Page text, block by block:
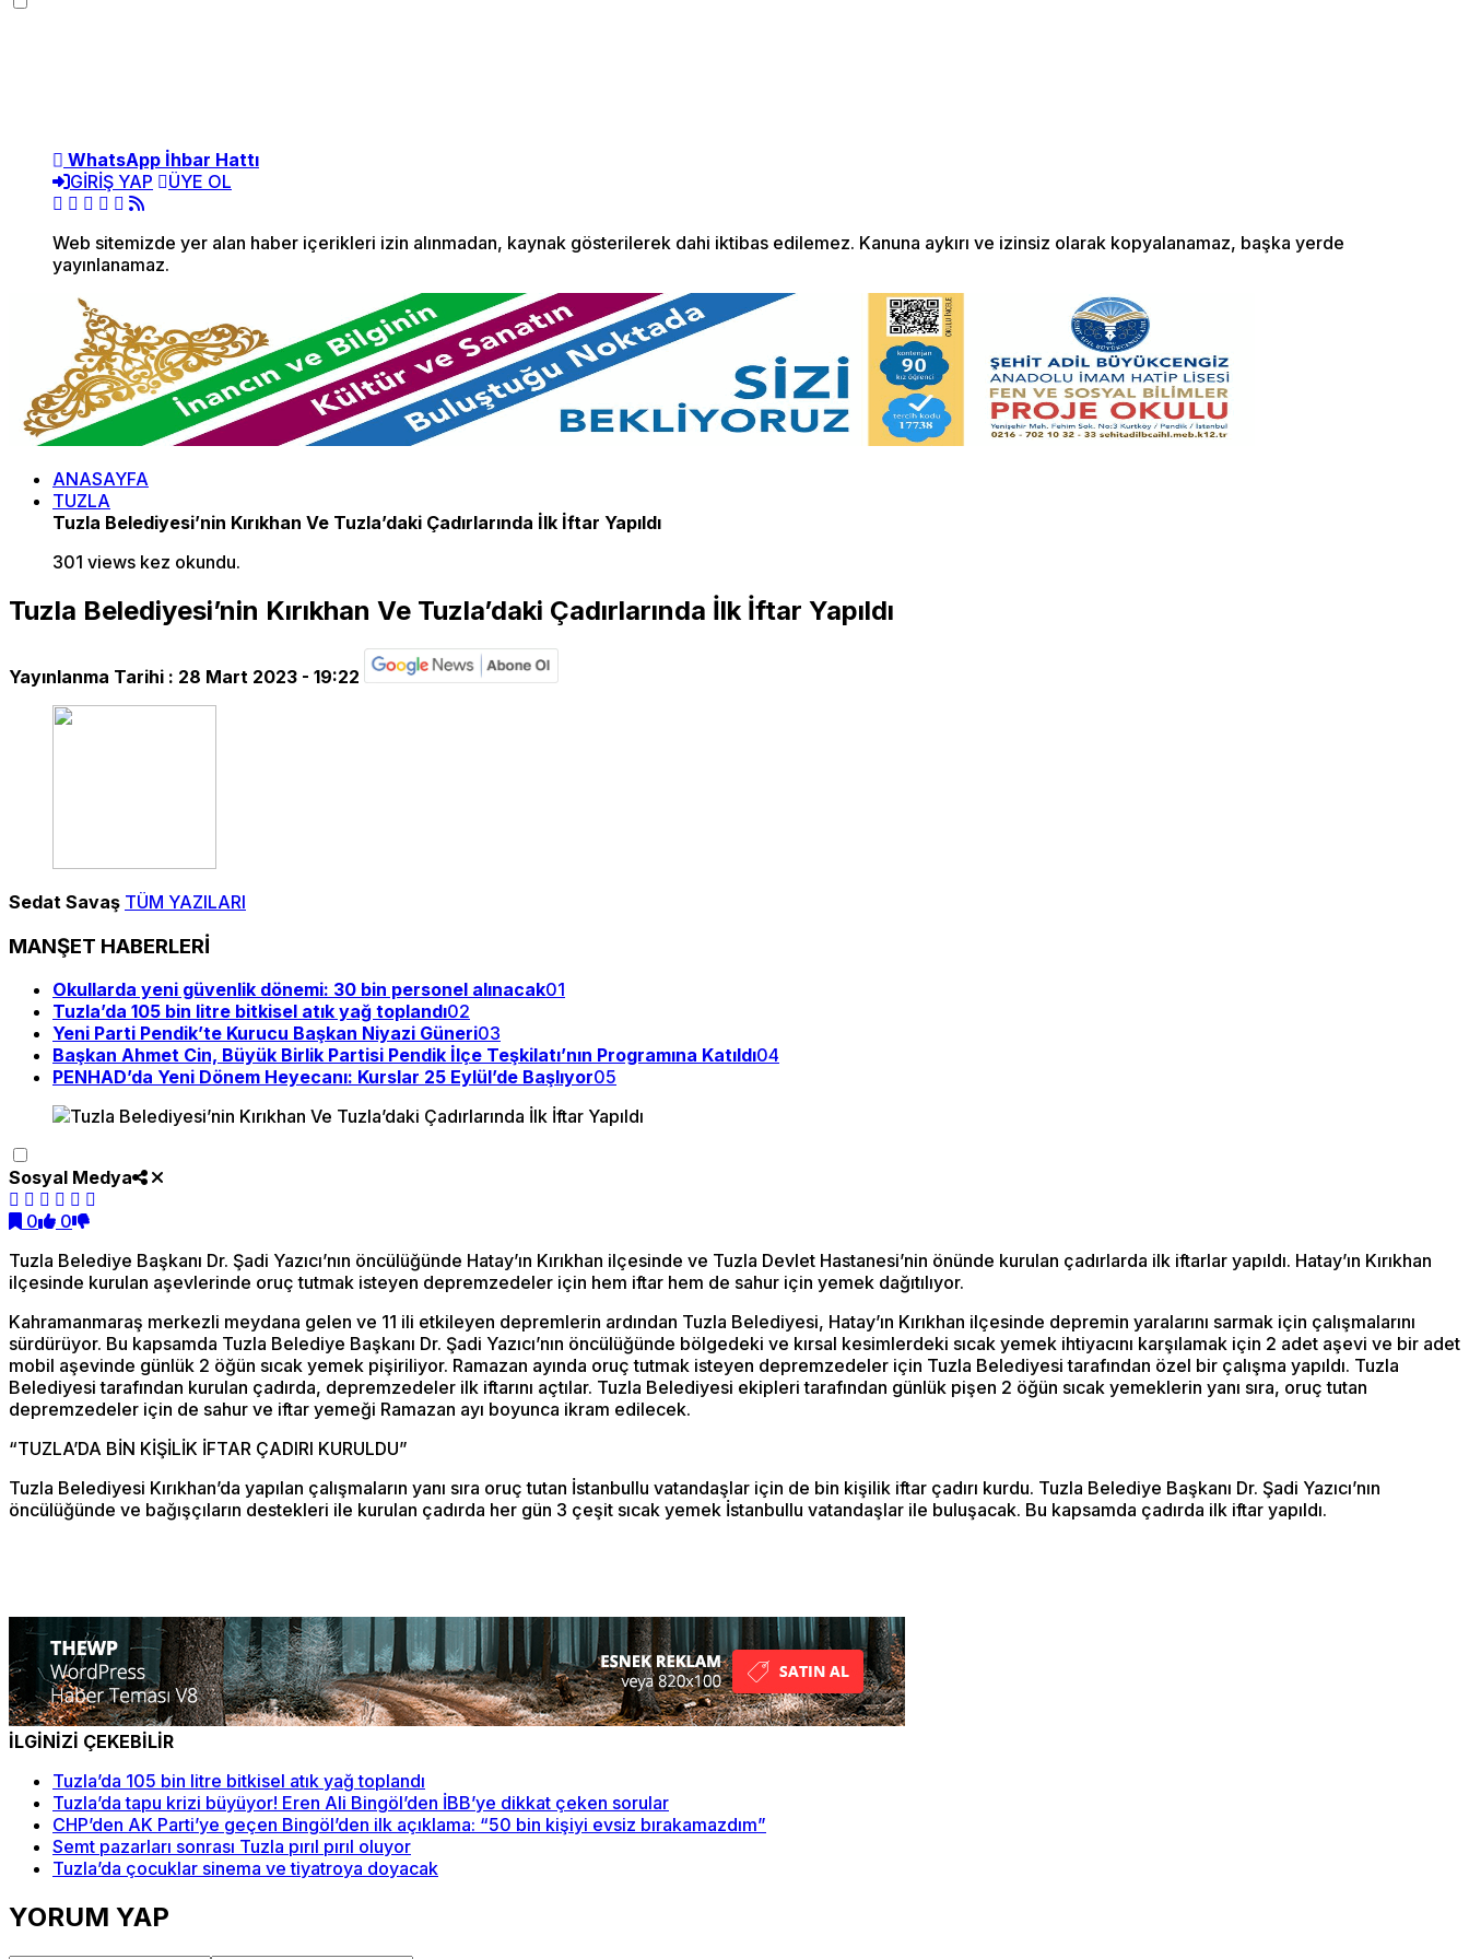
WhatsApp İhbar Hattı
GİRİŞ YAP
ÜYE OL
Web sitemizde yer alan haber içerikleri izin alınmadan, kaynak gösterilerek dahi iktibas edilemez. Kanuna aykırı ve izinsiz olarak kopyalanamaz, başka yerde
yayınlanamaz.
ANASAYFA
TUZLA
Tuzla Belediyesi’nin Kırıkhan Ve Tuzla’daki Çadırlarında İlk İftar Yapıldı
301 views kez okundu.
Tuzla Belediyesi’nin Kırıkhan Ve Tuzla’daki Çadırlarında İlk İftar Yapıldı
Yayınlanma Tarihi : 28 Mart 2023 - 19:22
Sedat Savaş TÜM YAZILARI
MANŞET HABERLERİ
Okullarda yeni güvenlik dönemi: 30 bin personel alınacak01
Tuzla’da 105 bin litre bitkisel atık yağ toplandı02
Yeni Parti Pendik’te Kurucu Başkan Niyazi Güneri03
Başkan Ahmet Cin, Büyük Birlik Partisi Pendik İlçe Teşkilatı’nın Programına Katıldı04
PENHAD’da Yeni Dönem Heyecanı: Kurslar 25 Eylül’de Başlıyor05
Sosyal Medya
0
0
Tuzla Belediye Başkanı Dr. Şadi Yazıcı’nın öncülüğünde Hatay’ın Kırıkhan ilçesinde ve Tuzla Devlet Hastanesi’nin önünde kurulan çadırlarda ilk iftarlar yapıldı. Hatay’ın Kırıkhan
ilçesinde kurulan aşevlerinde oruç tutmak isteyen depremzedeler için hem iftar hem de sahur için yemek dağıtılıyor.
Kahramanmaraş merkezli meydana gelen ve 11 ili etkileyen depremlerin ardından Tuzla Belediyesi, Hatay’ın Kırıkhan ilçesinde depremin yaralarını sarmak için çalışmalarını
sürdürüyor. Bu kapsamda Tuzla Belediye Başkanı Dr. Şadi Yazıcı’nın öncülüğünde bölgedeki ve kırsal kesimlerdeki sıcak yemek ihtiyacını karşılamak için 2 adet aşevi ve bir adet
mobil aşevinde günlük 2 öğün sıcak yemek pişiriliyor. Ramazan ayında oruç tutmak isteyen depremzedeler için Tuzla Belediyesi tarafından özel bir çalışma yapıldı. Tuzla
Belediyesi tarafından kurulan çadırda, depremzedeler ilk iftarını açtılar. Tuzla Belediyesi ekipleri tarafından günlük pişen 2 öğün sıcak yemeklerin yanı sıra, oruç tutan
depremzedeler için de sahur ve iftar yemeği Ramazan ayı boyunca ikram edilecek.
“TUZLA’DA BİN KİŞİLİK İFTAR ÇADIRI KURULDU”
Tuzla Belediyesi Kırıkhan’da yapılan çalışmaların yanı sıra oruç tutan İstanbullu vatandaşlar için de bin kişilik iftar çadırı kurdu. Tuzla Belediye Başkanı Dr. Şadi Yazıcı’nın
öncülüğünde ve bağışçıların destekleri ile kurulan çadırda her gün 3 çeşit sıcak yemek İstanbullu vatandaşlar ile buluşacak. Bu kapsamda çadırda ilk iftar yapıldı.
İLGİNİZİ ÇEKEBİLİR
Tuzla’da 105 bin litre bitkisel atık yağ toplandı
Tuzla’da tapu krizi büyüyor! Eren Ali Bingöl’den İBB’ye dikkat çeken sorular
CHP’den AK Parti’ye geçen Bingöl’den ilk açıklama: “50 bin kişiyi evsiz bırakamazdım”
Semt pazarları sonrası Tuzla pırıl pırıl oluyor
Tuzla’da çocuklar sinema ve tiyatroya doyacak
YORUM YAP